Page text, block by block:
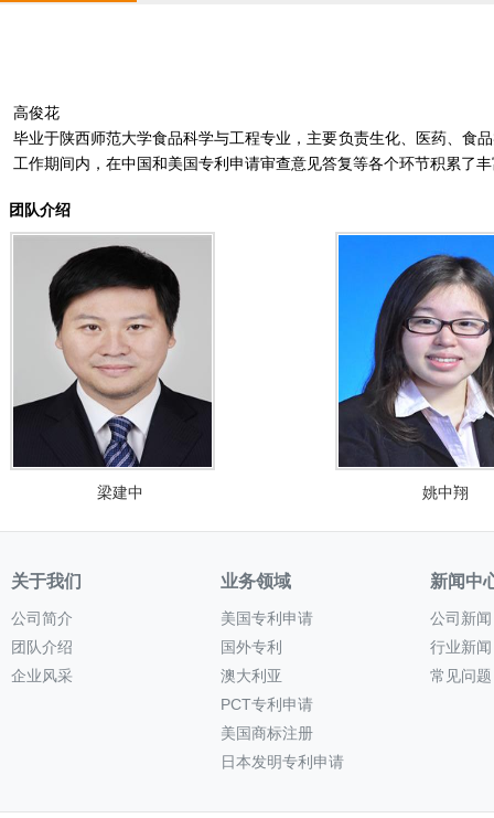
高俊花
毕业于陕西师范大学食品科学与工程专业，主要负责生化、医药、食
工作期间内，在中国和美国专利申请审查意见答复等各个环节积累了
团队介绍
梁建中 姚中翔
关于我们
公司简介
团队介绍
企业风采
业务领域
美国专利申请
国外专利
澳大利亚
PCT专利申请
美国商标注册
日本发明专利申请
新闻中
公司新闻
行业新闻
常见问题